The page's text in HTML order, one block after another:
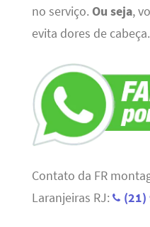
no serviço. Ou seja,
evita dores de cabeça.
Contato da FR
Laranjeiras RJ:
(21)